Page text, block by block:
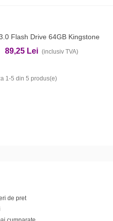
In Cos
Flash Drive 64GB Kingstone
89,25 Lei (inclusiv TVA)
1-5 din 5 produs(e)
de pret